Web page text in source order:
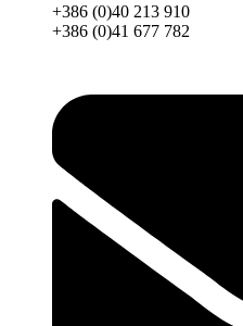
+386 (0)40 213 910
+386 (0)41 677 782